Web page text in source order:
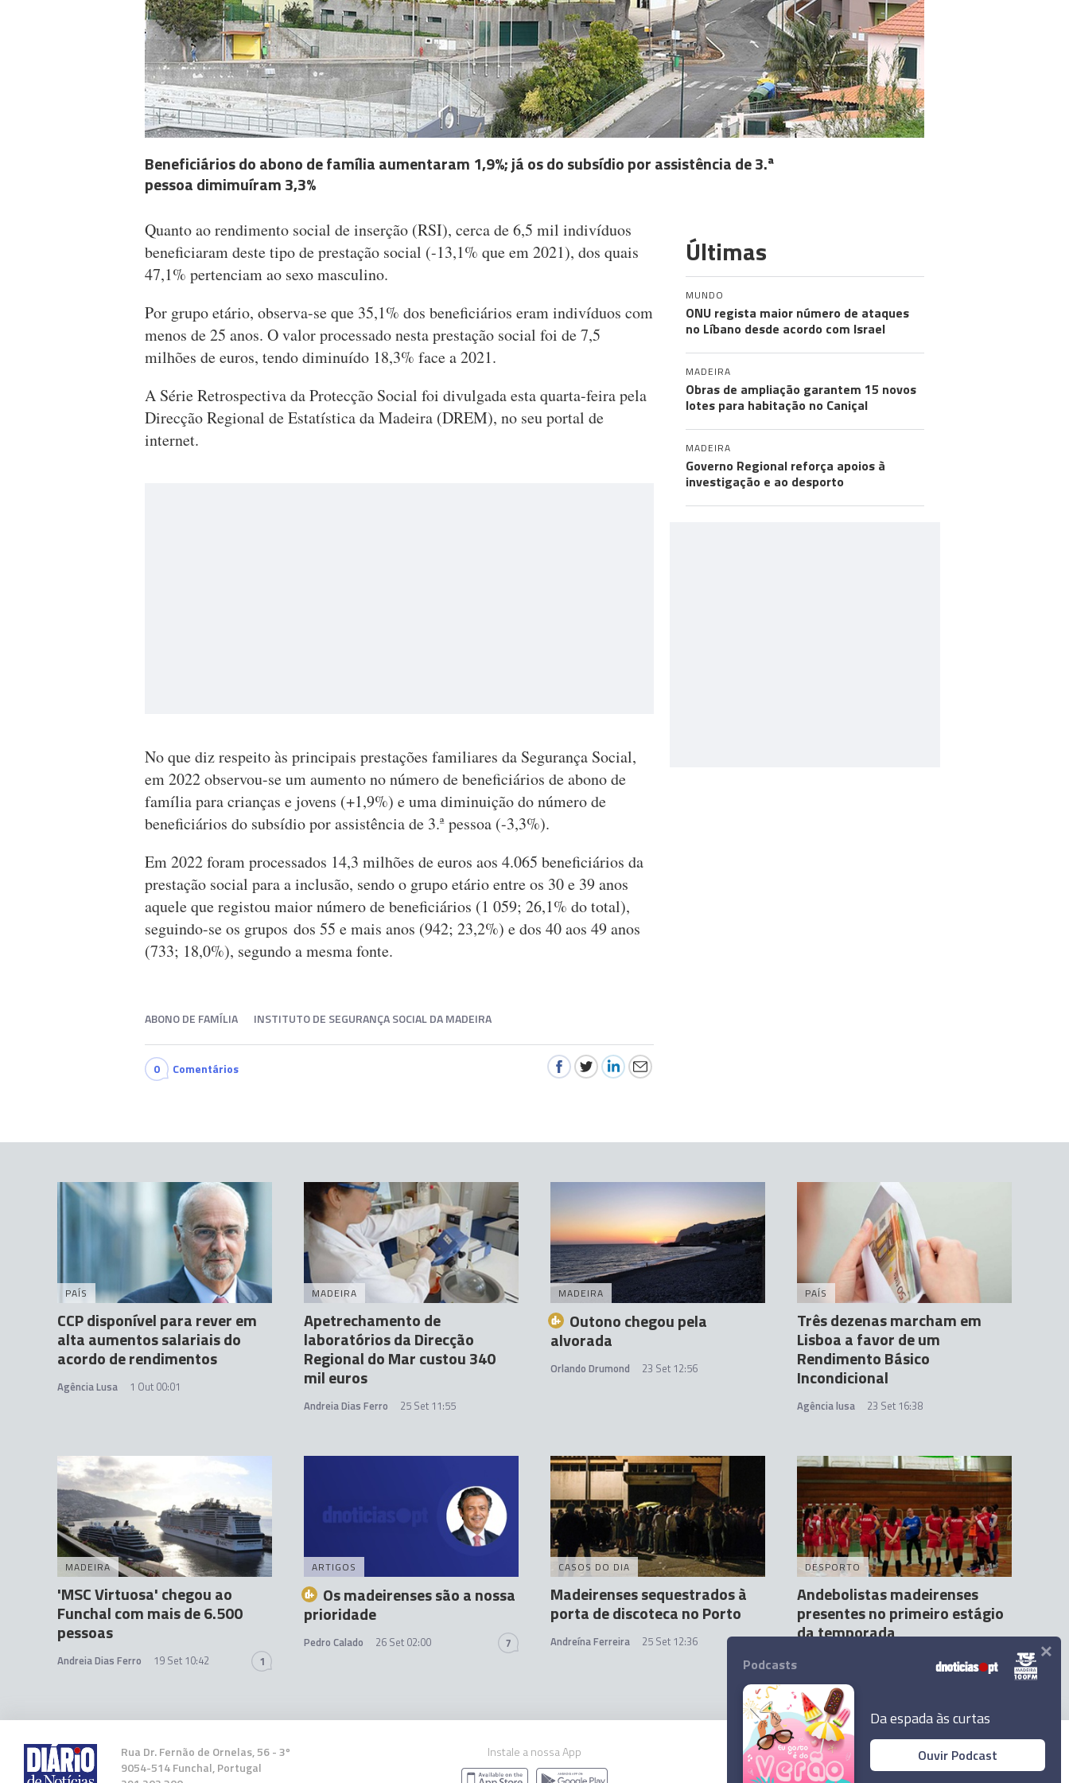
Beneficiários do abono de família aumentaram 1,9%; já os do subsídio por assistência de 3.ª
pessoa dimimuíram 3,3%
Quanto ao rendimento social de inserção (RSI), cerca de 6,5 mil indivíduos
beneficiaram deste tipo de prestação social (-13,1% que em 2021), dos quais
47,1% pertenciam ao sexo masculino.
Por grupo etário, observa-se que 35,1% dos beneficiários eram indivíduos com
menos de 25 anos. O valor processado nesta prestação social foi de 7,5
milhões de euros, tendo diminuído 18,3% face a 2021.
A Série Retrospectiva da Protecção Social foi divulgada esta quarta-feira pela
Direcção Regional de Estatística da Madeira (DREM), no seu portal de
internet.
No que diz respeito às principais prestações familiares da Segurança Social,
em 2022 observou-se um aumento no número de beneficiários de abono de
família para crianças e jovens (+1,9%) e uma diminuição do número de
beneficiários do subsídio por assistência de 3.ª pessoa (-3,3%).
Em 2022 foram processados 14,3 milhões de euros aos 4.065 beneficiários da
prestação social para a inclusão, sendo o grupo etário entre os 30 e 39 anos
aquele que registou maior número de beneficiários (1 059; 26,1% do total),
seguindo-se os grupos dos 55 e mais anos (942; 23,2%) e dos 40 aos 49 anos
(733; 18,0%), segundo a mesma fonte.
ABONO DE FAMÍLIA INSTITUTO DE SEGURANÇA SOCIAL DA MADEIRA
0 Comentários
Últimas
MUNDO
ONU regista maior número de ataques
no Líbano desde acordo com Israel
MADEIRA
Obras de ampliação garantem 15 novos
lotes para habitação no Caniçal
MADEIRA
Governo Regional reforça apoios à
investigação e ao desporto
PAÍS
CCP disponível para rever em
alta aumentos salariais do
acordo de rendimentos
Agência Lusa 1 Out 00:01
MADEIRA
Apetrechamento de
laboratórios da Direcção
Regional do Mar custou 340
mil euros
Andreia Dias Ferro 25 Set 11:55
MADEIRA
Outono chegou pela
alvorada
Orlando Drumond 23 Set 12:56
PAÍS
Três dezenas marcham em
Lisboa a favor de um
Rendimento Básico
Incondicional
Agência lusa 23 Set 16:38
MADEIRA
'MSC Virtuosa' chegou ao
Funchal com mais de 6.500
pessoas
Andreia Dias Ferro 19 Set 10:42 1
ARTIGOS
Os madeirenses são a nossa
prioridade
Pedro Calado 26 Set 02:00 7
CASOS DO DIA
Madeirenses sequestrados à
porta de discoteca no Porto
Andreína Ferreira 25 Set 12:36
DESPORTO
Andebolistas madeirenses
presentes no primeiro estágio
da temporada
29 Set 15:03
Rua Dr. Fernão de Ornelas, 56 - 3º
9054-514 Funchal, Portugal
Instale a nossa App
© 2023 Empresa Diário de Notícias, Lda.
Podcasts
Da espada às curtas
Ouvir Podcast
×